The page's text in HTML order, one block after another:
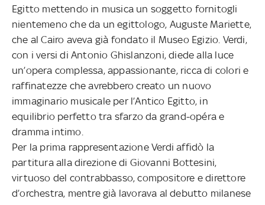
Egitto mettendo in musica un soggetto fornitogli
nientemeno che da un egittologo, Auguste Mariette,
che al Cairo aveva già fondato il Museo Egizio. Verdi,
con i versi di Antonio Ghislanzoni, diede alla luce
un’opera complessa, appassionante, ricca di colori e
raffinatezze che avrebbero creato un nuovo
immaginario musicale per l’Antico Egitto, in
equilibrio perfetto tra sfarzo da grand-opéra e
dramma intimo.
Per la prima rappresentazione Verdi affidò la
partitura alla direzione di Giovanni Bottesini,
virtuoso del contrabbasso, compositore e direttore
d’orchestra, mentre già lavorava al debutto milanese